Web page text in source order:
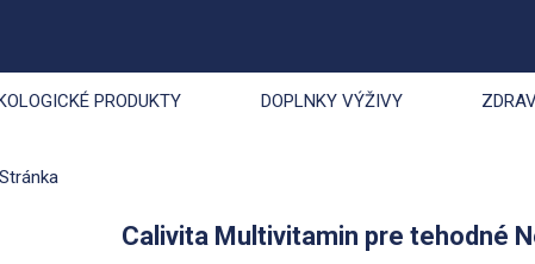
PRODUKTY DOPLNKY VÝŽIVY
Calivita Multivitamin pre tehodné